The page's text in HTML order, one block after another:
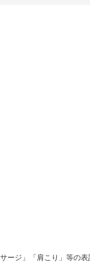
ージ」「肩こり」等の表